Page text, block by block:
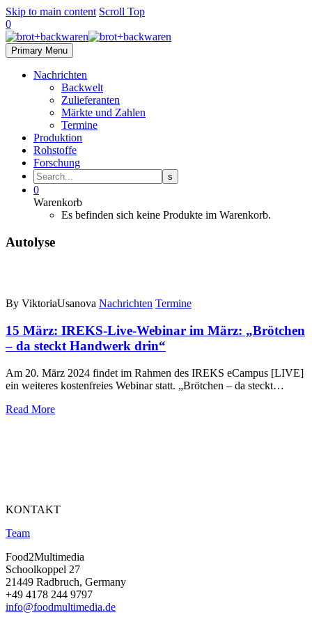
Skip to main content Scroll Top
0
Primary Menu
Nachrichten
Backwelt
Zulieferanten
Märkte und Zahlen
Termine
Produktion
Rohstoffe
Forschung
0
Warenkorb
Es befinden sich keine Produkte im Warenkorb.
Autolyse
By ViktoriaUsanova Nachrichten Termine
15 März: IREKS-Live-Webinar im März: „Brötchen
– da steckt Handwerk drin“
Am 20. März 2024 findet im Rahmen des IREKS eCampus [LIVE]
ein weiteres kostenfreies Webinar statt. „Brötchen – da steckt…
Read More
KONTAKT
Team
Food2Multimedia
Schoolkoppel 27
21449 Radbruch, Germany
+49 4178 244 9797
info@foodmultimedia.de